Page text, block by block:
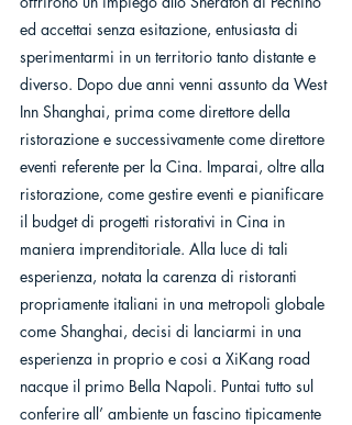
ed accettai senza esitazione, entusiasta di
sperimentarmi in un territorio tanto distante e
diverso. Dopo due anni venni assunto da West
Inn Shanghai, prima come direttore della
ristorazione e successivamente come direttore
eventi referente per la Cina. Imparai, oltre alla
ristorazione, come gestire eventi e pianificare
il budget di progetti ristorativi in Cina in
maniera imprenditoriale. Alla luce di tali
esperienza, notata la carenza di ristoranti
propriamente italiani in una metropoli globale
come Shanghai, decisi di lanciarmi in una
esperienza in proprio e cosi a XiKang road
nacque il primo Bella Napoli. Puntai tutto sul
conferire all’ ambiente un fascino tipicamente